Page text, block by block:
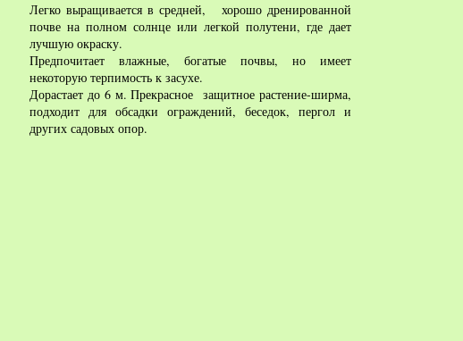
Легко выращивается в средней, хорошо дренированной
почве на полном солнце или легкой полутени, где дает
лучшую окраску.
Предпочитает влажные, богатые почвы, но имеет
некоторую терпимость к засухе.
Дорастает до 6 м. Прекрасное защитное растение-ширма,
подходит для обсадки ограждений, беседок, пергол и
других садовых опор.